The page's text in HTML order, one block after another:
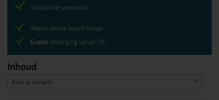
Inhoud
Kies je variant
Voldoende voorraad
Alleen online beschikbaar
Gratisbezorging vanaf 75,-